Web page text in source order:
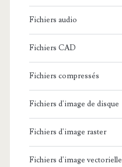
Fichiers audio
Fichiers CAD
Fichiers compressés
Fichiers d'image de disque
Fichiers d'image raster
Fichiers d'image vectorielle